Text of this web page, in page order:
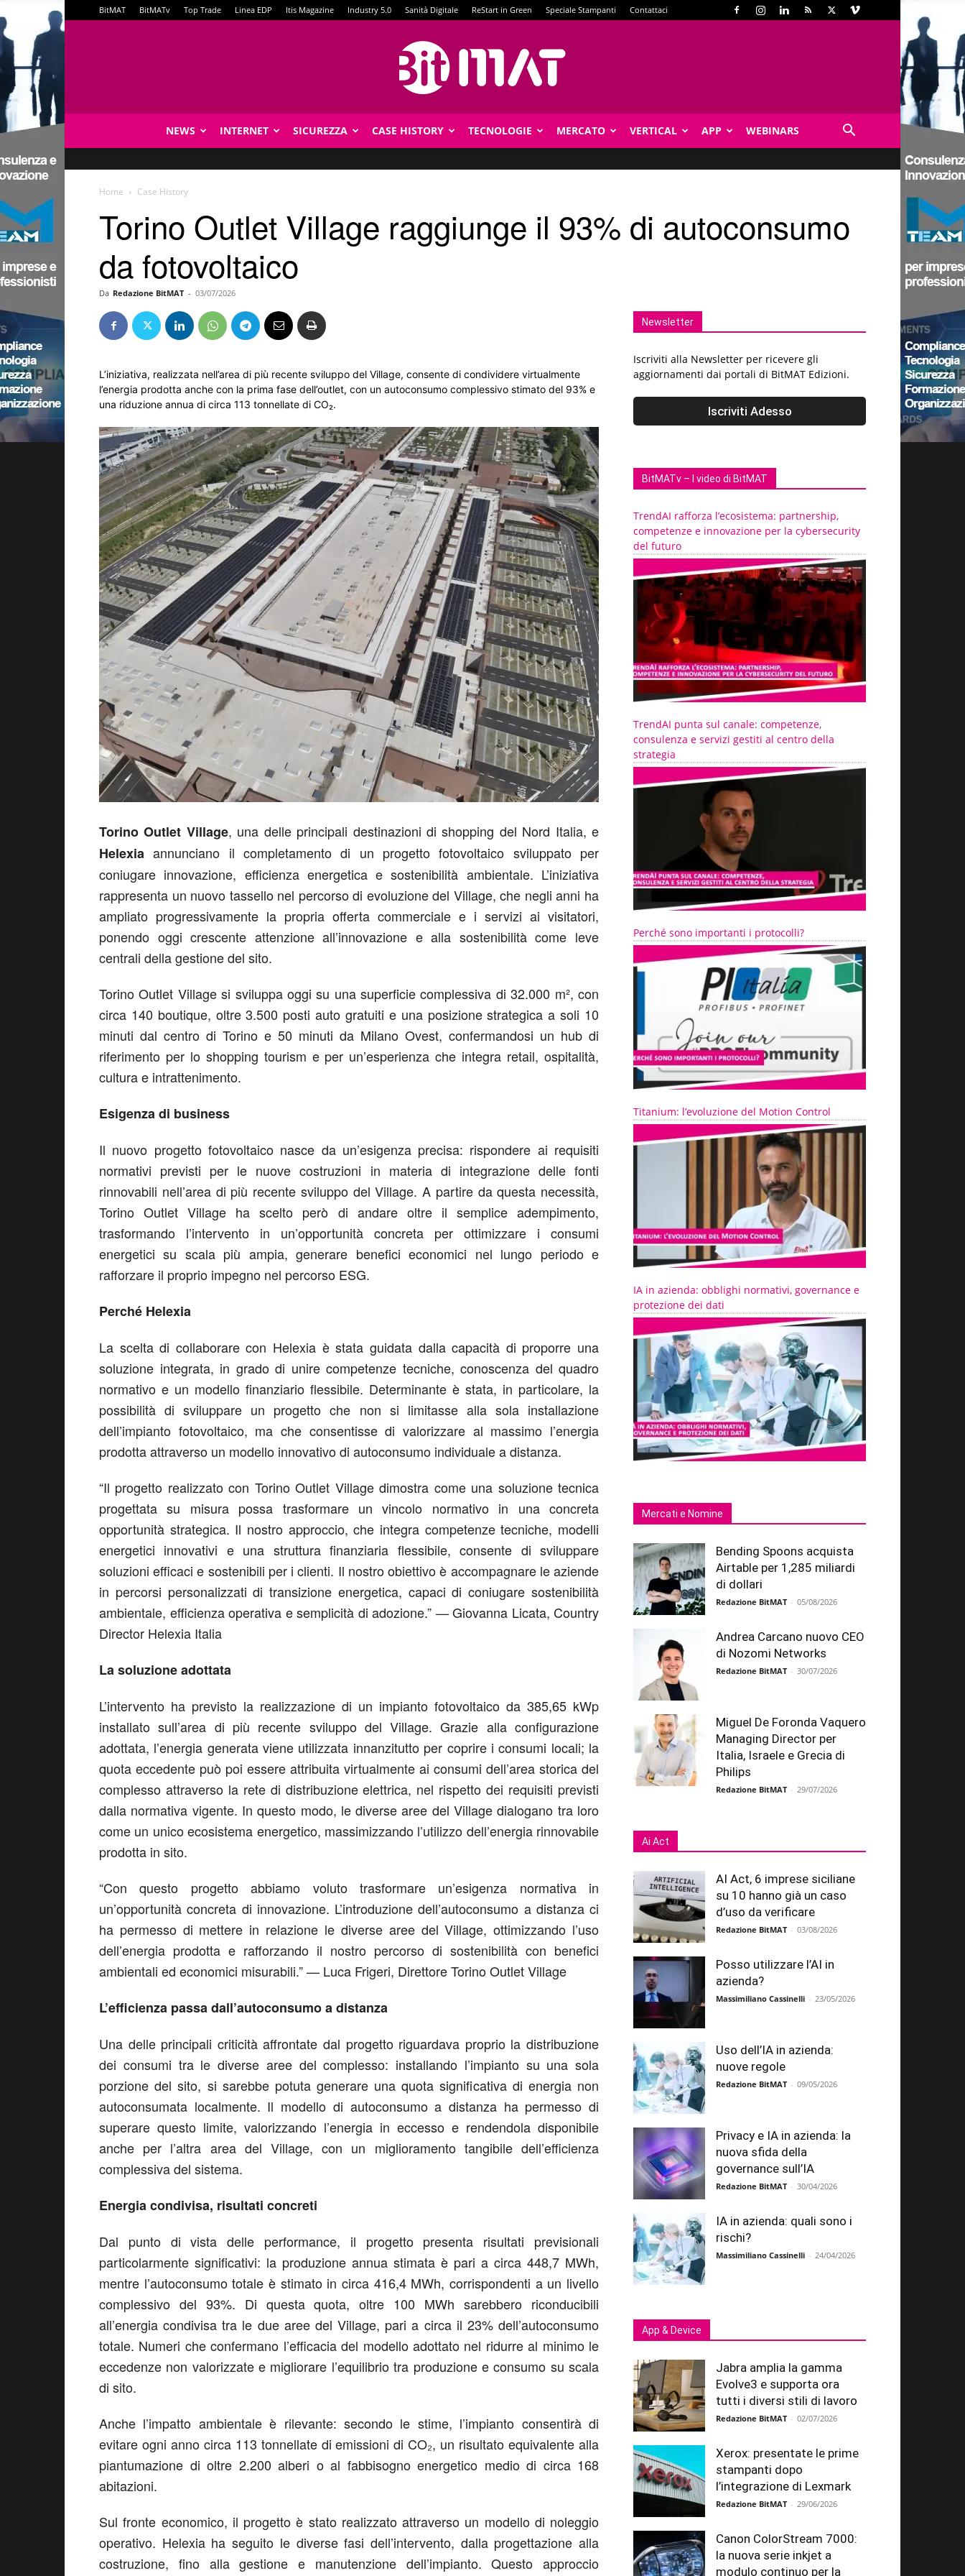
BitMAT BitMATv Top Trade Linea EDP Itis Magazine Industry 5.0 Sanità Digitale ReStart in Green Speciale Stampanti Contattaci
NEWS INTERNET SICUREZZA CASE HISTORY TECNOLOGIE MERCATO VERTICAL APP WEBINARS
Home Case History
Torino Outlet Village raggiunge il 93% di autoconsumo
da fotovoltaico
Da Redazione BitMAT - 03/07/2026
L’iniziativa, realizzata nell’area di più recente sviluppo del Village, consente di condividere virtualmente
l’energia prodotta anche con la prima fase dell’outlet, con un autoconsumo complessivo stimato del 93% e
una riduzione annua di circa 113 tonnellate di CO₂.
Torino Outlet Village, una delle principali destinazioni di shopping del Nord Italia, e
Helexia annunciano il completamento di un progetto fotovoltaico sviluppato per
coniugare innovazione, efficienza energetica e sostenibilità ambientale. L’iniziativa
rappresenta un nuovo tassello nel percorso di evoluzione del Village, che negli anni ha
ampliato progressivamente la propria offerta commerciale e i servizi ai visitatori,
ponendo oggi crescente attenzione all’innovazione e alla sostenibilità come leve
centrali della gestione del sito.
Torino Outlet Village si sviluppa oggi su una superficie complessiva di 32.000 m², con
circa 140 boutique, oltre 3.500 posti auto gratuiti e una posizione strategica a soli 10
minuti dal centro di Torino e 50 minuti da Milano Ovest, confermandosi un hub di
riferimento per lo shopping tourism e per un’esperienza che integra retail, ospitalità,
cultura e intrattenimento.
Esigenza di business
Il nuovo progetto fotovoltaico nasce da un’esigenza precisa: rispondere ai requisiti
normativi previsti per le nuove costruzioni in materia di integrazione delle fonti
rinnovabili nell’area di più recente sviluppo del Village. A partire da questa necessità,
Torino Outlet Village ha scelto però di andare oltre il semplice adempimento,
trasformando l’intervento in un’opportunità concreta per ottimizzare i consumi
energetici su scala più ampia, generare benefici economici nel lungo periodo e
rafforzare il proprio impegno nel percorso ESG.
Perché Helexia
La scelta di collaborare con Helexia è stata guidata dalla capacità di proporre una
soluzione integrata, in grado di unire competenze tecniche, conoscenza del quadro
normativo e un modello finanziario flessibile. Determinante è stata, in particolare, la
possibilità di sviluppare un progetto che non si limitasse alla sola installazione
dell’impianto fotovoltaico, ma che consentisse di valorizzare al massimo l’energia
prodotta attraverso un modello innovativo di autoconsumo individuale a distanza.
“Il progetto realizzato con Torino Outlet Village dimostra come una soluzione tecnica
progettata su misura possa trasformare un vincolo normativo in una concreta
opportunità strategica. Il nostro approccio, che integra competenze tecniche, modelli
energetici innovativi e una struttura finanziaria flessibile, consente di sviluppare
soluzioni efficaci e sostenibili per i clienti. Il nostro obiettivo è accompagnare le aziende
in percorsi personalizzati di transizione energetica, capaci di coniugare sostenibilità
ambientale, efficienza operativa e semplicità di adozione.” — Giovanna Licata, Country
Director Helexia Italia
La soluzione adottata
L’intervento ha previsto la realizzazione di un impianto fotovoltaico da 385,65 kWp
installato sull’area di più recente sviluppo del Village. Grazie alla configurazione
adottata, l’energia generata viene utilizzata innanzitutto per coprire i consumi locali; la
quota eccedente può poi essere attribuita virtualmente ai consumi dell’area storica del
complesso attraverso la rete di distribuzione elettrica, nel rispetto dei requisiti previsti
dalla normativa vigente. In questo modo, le diverse aree del Village dialogano tra loro
come un unico ecosistema energetico, massimizzando l’utilizzo dell’energia rinnovabile
prodotta in sito.
“Con questo progetto abbiamo voluto trasformare un’esigenza normativa in
un’opportunità concreta di innovazione. L’introduzione dell’autoconsumo a distanza ci
ha permesso di mettere in relazione le diverse aree del Village, ottimizzando l’uso
dell’energia prodotta e rafforzando il nostro percorso di sostenibilità con benefici
ambientali ed economici misurabili.” — Luca Frigeri, Direttore Torino Outlet Village
L’efficienza passa dall’autoconsumo a distanza
Una delle principali criticità affrontate dal progetto riguardava proprio la distribuzione
dei consumi tra le diverse aree del complesso: installando l’impianto su una sola
porzione del sito, si sarebbe potuta generare una quota significativa di energia non
autoconsumata localmente. Il modello di autoconsumo a distanza ha permesso di
superare questo limite, valorizzando l’energia in eccesso e rendendola disponibile
anche per l’altra area del Village, con un miglioramento tangibile dell’efficienza
complessiva del sistema.
Energia condivisa, risultati concreti
Dal punto di vista delle performance, il progetto presenta risultati previsionali
particolarmente significativi: la produzione annua stimata è pari a circa 448,7 MWh,
mentre l’autoconsumo totale è stimato in circa 416,4 MWh, corrispondenti a un livello
complessivo del 93%. Di questa quota, oltre 100 MWh sarebbero riconducibili
all’energia condivisa tra le due aree del Village, pari a circa il 23% dell’autoconsumo
totale. Numeri che confermano l’efficacia del modello adottato nel ridurre al minimo le
eccedenze non valorizzate e migliorare l’equilibrio tra produzione e consumo su scala
di sito.
Anche l’impatto ambientale è rilevante: secondo le stime, l’impianto consentirà di
evitare ogni anno circa 113 tonnellate di emissioni di CO₂, un risultato equivalente alla
piantumazione di oltre 2.200 alberi o al fabbisogno energetico medio di circa 168
abitazioni.
Sul fronte economico, il progetto è stato realizzato attraverso un modello di noleggio
operativo. Helexia ha seguito le diverse fasi dell’intervento, dalla progettazione alla
costruzione, fino alla gestione e manutenzione dell’impianto. Questo approccio
Newsletter
Iscriviti alla Newsletter per ricevere gli
aggiornamenti dai portali di BitMAT Edizioni.
BitMATv – I video di BitMAT
TrendAI rafforza l’ecosistema: partnership,
competenze e innovazione per la cybersecurity
del futuro
TrendAI punta sul canale: competenze,
consulenza e servizi gestiti al centro della
strategia
Perché sono importanti i protocolli?
Titanium: l’evoluzione del Motion Control
IA in azienda: obblighi normativi, governance e
protezione dei dati
Mercati e Nomine
Bending Spoons acquista
Airtable per 1,285 miliardi
di dollari
Redazione BitMAT - 05/08/2026
Andrea Carcano nuovo CEO
di Nozomi Networks
Redazione BitMAT - 30/07/2026
Miguel De Foronda Vaquero
Managing Director per
Italia, Israele e Grecia di
Philips
Redazione BitMAT - 29/07/2026
Ai Act
AI Act, 6 imprese siciliane
su 10 hanno già un caso
d’uso da verificare
Redazione BitMAT - 03/08/2026
Posso utilizzare l’AI in
azienda?
Massimiliano Cassinelli - 23/05/2026
Uso dell’IA in azienda:
nuove regole
Redazione BitMAT - 09/05/2026
Privacy e IA in azienda: la
nuova sfida della
governance sull’IA
Redazione BitMAT - 30/04/2026
IA in azienda: quali sono i
rischi?
Massimiliano Cassinelli - 24/04/2026
App & Device
Jabra amplia la gamma
Evolve3 e supporta ora
tutti i diversi stili di lavoro
Redazione BitMAT - 02/07/2026
Xerox: presentate le prime
stampanti dopo
l’integrazione di Lexmark
Redazione BitMAT - 29/06/2026
Canon ColorStream 7000:
la nuova serie inkjet a
modulo continuo per la